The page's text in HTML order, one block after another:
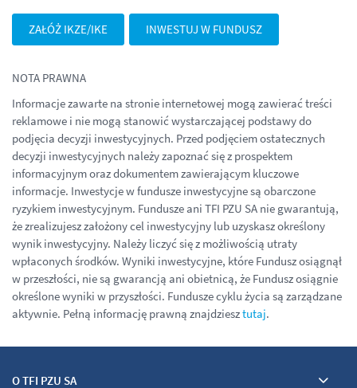
ZAŁÓŻ IKZE/IKE INWESTUJ W FUNDUSZ
NOTA PRAWNA
Informacje zawarte na stronie internetowej mogą zawierać treści
reklamowe i nie mogą stanowić wystarczającej podstawy do
podjęcia decyzji inwestycyjnych. Przed podjęciem ostatecznych
decyzji inwestycyjnych należy zapoznać się z prospektem
informacyjnym oraz dokumentem zawierającym kluczowe
informacje. Inwestycje w fundusze inwestycyjne są obarczone
ryzykiem inwestycyjnym. Fundusze ani TFI PZU SA nie gwarantują,
że zrealizujesz założony cel inwestycyjny lub uzyskasz określony
wynik inwestycyjny. Należy liczyć się z możliwością utraty
wpłaconych środków. Wyniki inwestycyjne, które Fundusz osiągnął
w przeszłości, nie są gwarancją ani obietnicą, że Fundusz osiągnie
określone wyniki w przyszłości. Fundusze cyklu życia są zarządzane
aktywnie. Pełną informację prawną znajdziesztutaj.
O TFI PZU SA